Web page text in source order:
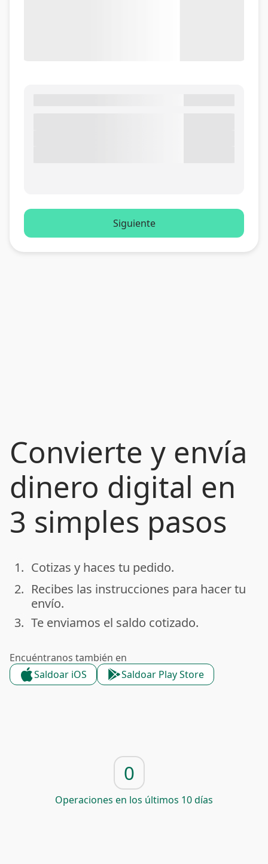
Convierte y envía
dinero digital en
3 simples pasos
done
1. Cotizas y haces tu pedido.
done
2. Recibes las instrucciones para hacer tu
envío.
done
3. Te enviamos el saldo cotizado.
Encuéntranos también en
Saldoar iOS
Saldoar Play Store
Siguiente
0
Operaciones en los últimos 10 días